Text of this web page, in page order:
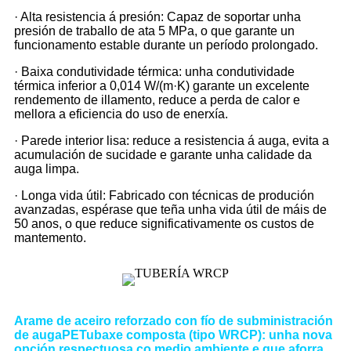
· Alta resistencia á presión: Capaz de soportar unha
presión de traballo de ata 5 MPa, o que garante un
funcionamento estable durante un período prolongado.
· Baixa condutividade térmica: unha condutividade
térmica inferior a 0,014 W/(m·K) garante un excelente
rendemento de illamento, reduce a perda de calor e
mellora a eficiencia do uso de enerxía.
· Parede interior lisa: reduce a resistencia á auga, evita a
acumulación de sucidade e garante unha calidade da
auga limpa.
· Longa vida útil: Fabricado con técnicas de produción
avanzadas, espérase que teña unha vida útil de máis de
50 anos, o que reduce significativamente os custos de
mantemento.
Arame de aceiro reforzado con fío de subministración
de augaPETubaxe composta (tipo WRCP): unha nova